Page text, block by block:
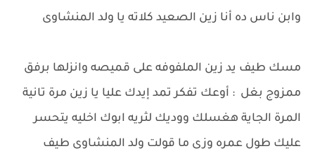
وابن ناس ده أنا زين الصعيد كلاته يا ولد المنشاوى
مسك طيف يد زين الملفوفه على قميصه وانزلها برفق
ممزوج بغل : أوعك تفكر تمد إيدك عليا يا زين مرة تانية
المرة الجاية هغسلك ووديك لثريه ابوك اخليه يتحسر
عليك طول عمره وزى ما قولت ولد المنشاوى طيف